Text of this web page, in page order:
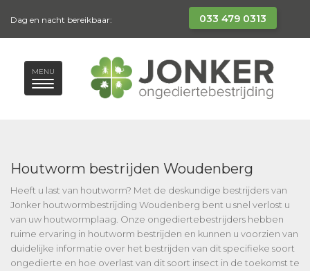
Dag en nacht bereikbaar: 033 479 0313
MENU
Houtworm bestrijden Woudenberg
Heeft u last van houtworm? Met de deskundige bestrijders van
Jonker houtwormbestrijding Woudenberg bent u snel verlost u
van uw houtwormplaag. Onze ongediertebestrijders hebben
ruime ervaring in houtworm bestrijden en kunnen u voorzien van
duidelijke informatie over het bestrijden van dit specifieke soort
ongedierte en hoe overlast van dit soort insect in de toekomst te